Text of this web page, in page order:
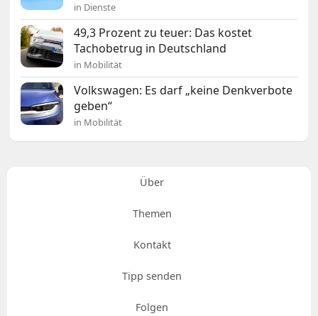
in Dienste
49,3 Prozent zu teuer: Das kostet
Tachobetrug in Deutschland
in Mobilität
Volkswagen: Es darf „keine Denkverbote
geben“
in Mobilität
Über
Themen
Kontakt
Tipp senden
Folgen